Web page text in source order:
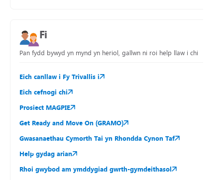
Fi
Pan fydd bywyd yn mynd yn heriol, gallwn ni roi help llaw i chi
Eich canllaw i Fy Trivallis i
Eich cefnogi chi
Prosiect MAGPIE
Get Ready and Move On (GRAMO)
Gwasanaethau Cymorth Tai yn Rhondda Cynon Taf
Help gydag arian
Rhoi gwybod am ymddygiad gwrth-gymdeithasol